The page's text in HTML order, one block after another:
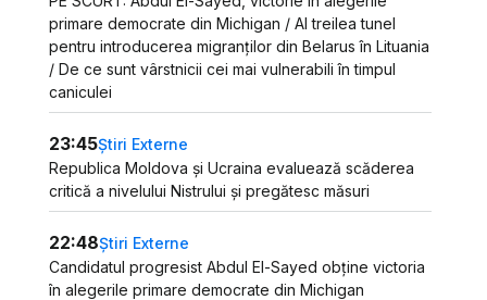
primare democrate din Michigan / Al treilea tunel
pentru introducerea migranților din Belarus în Lituania
/ De ce sunt vârstnicii cei mai vulnerabili în timpul
caniculei
23:45Știri Externe
Republica Moldova și Ucraina evaluează scăderea
critică a nivelului Nistrului și pregătesc măsuri
22:48Știri Externe
Candidatul progresist Abdul El-Sayed obține victoria
în alegerile primare democrate din Michigan